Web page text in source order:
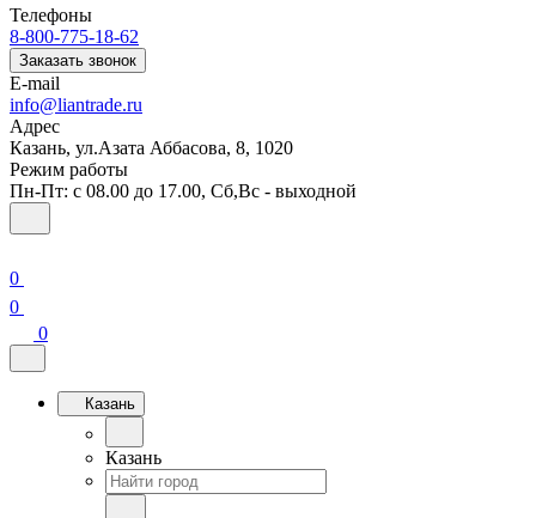
Телефоны
8-800-775-18-62
Заказать звонок
E-mail
info@liantrade.ru
Адрес
Казань, ул.Азата Аббасова, 8, 1020
Режим работы
Пн-Пт: c 08.00 до 17.00, Cб,Вс - выходной
0
0
0
Казань
Казань